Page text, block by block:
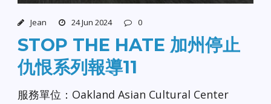
Jean 24 Jun 2024 0
STOP THE HATE 加州停止
仇恨系列報導11
服務單位：Oakland Asian Cultural Center